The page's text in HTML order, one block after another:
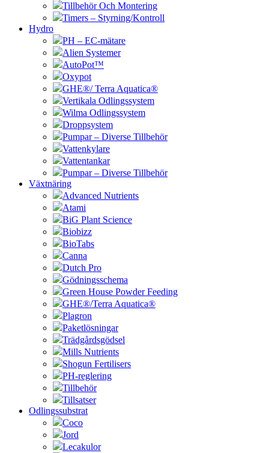
Tillbehör Och Montering
Timers – Styrning/Kontroll
Hydro
PH – EC-mätare
Alien Systemer
AutoPot™
Oxypot
GHE®/ Terra Aquatica®
Vertikala Odlingssystem
Wilma Odlingssystem
Droppsystem
Pumpar – Diverse Tillbehör
Vattenkylare
Vattentankar
Pumpar – Diverse Tillbehör
Växtnäring
Advanced Nutrients
Atami
BiG Plant Science
Biobizz
BioTabs
Canna
Dutch Pro
Gödningsschema
Green House Powder Feeding
GHE®/Terra Aquatica®
Plagron
Paketlösningar
Trädgårdsgödsel
Mills Nutrients
Shogun Fertilisers
PH-reglering
Tillbehör
Tillsatser
Odlingssubstrat
Coco
Jord
Lecakulor